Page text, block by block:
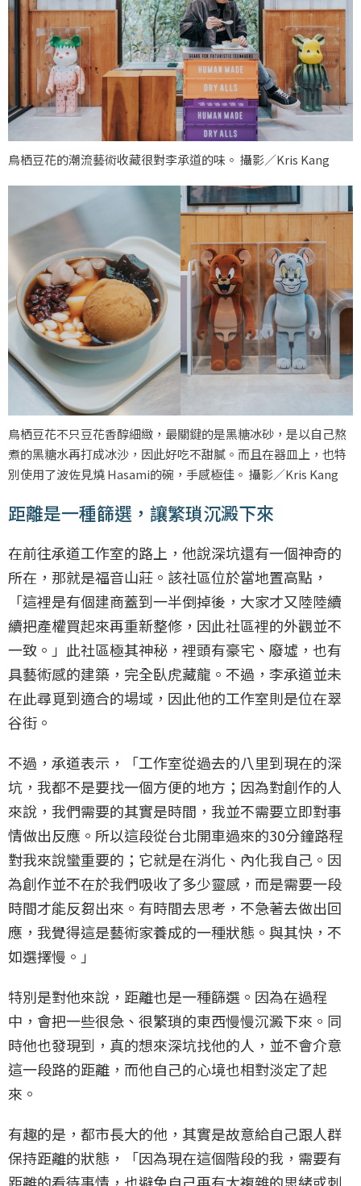
鳥栖豆花的潮流藝術收藏很對李承道的味。 攝影／Kris Kang
鳥栖豆花不只豆花香醇細緻，最關鍵的是黑糖冰砂，是以自己熬
煮的黑糖水再打成冰沙，因此好吃不甜膩。而且在器皿上，也特
別使用了波佐見燒 Hasami的碗，手感極佳。 攝影／Kris Kang
距離是一種篩選，讓繁瑣沉澱下來
在前往承道工作室的路上，他說深坑還有一個神奇的
所在，那就是福音山莊。該社區位於當地置高點，
「這裡是有個建商蓋到一半倒掉後，大家才又陸陸續
續把產權買起來再重新整修，因此社區裡的外觀並不
一致。」此社區極其神秘，裡頭有豪宅、廢墟，也有
具藝術感的建築，完全臥虎藏龍。不過，李承道並未
在此尋覓到適合的場域，因此他的工作室則是位在翠
谷街。
不過，承道表示，「工作室從過去的八里到現在的深
坑，我都不是要找一個方便的地方；因為對創作的人
來說，我們需要的其實是時間，我並不需要立即對事
情做出反應。所以這段從台北開車過來的30分鐘路程
對我來說蠻重要的；它就是在消化、內化我自己。因
為創作並不在於我們吸收了多少靈感，而是需要一段
時間才能反芻出來。有時間去思考，不急著去做出回
應，我覺得這是藝術家養成的一種狀態。與其快，不
如選擇慢。」
特別是對他來說，距離也是一種篩選。因為在過程
中，會把一些很急、很繁瑣的東西慢慢沉澱下來。同
時他也發現到，真的想來深坑找他的人，並不會介意
這一段路的距離，而他自己的心境也相對淡定了起
來。
有趣的是，都市長大的他，其實是故意給自己跟人群
保持距離的狀態，「因為現在這個階段的我，需要有